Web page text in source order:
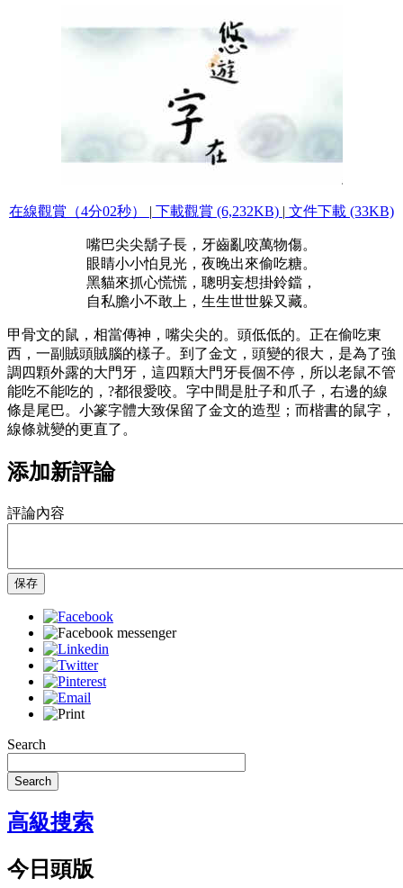
在線觀賞（4分02秒） | 下載觀賞 (6,232KB) | 文件下載 (33KB)
嘴巴尖尖鬍子長，牙齒亂咬萬物傷。
眼睛小小怕見光，夜晚出來偷吃糖。
黑貓來抓心慌慌，聰明妄想掛鈴鐺，
自私膽小不敢上，生生世世躲又藏。
甲骨文的鼠，相當傳神，嘴尖尖的。頭低低的。正在偷吃東
西，一副賊頭賊腦的樣子。到了金文，頭變的很大，是為了強
調四顆外露的大門牙，這四顆大門牙長個不停，所以老鼠不管
能吃不能吃的，?都很愛咬。字中間是肚子和爪子，右邊的線
條是尾巴。小篆字體大致保留了金文的造型；而楷書的鼠字，
線條就變的更直了。
添加新評論
評論內容
保存
Search
Search
高級搜索
今日頭版